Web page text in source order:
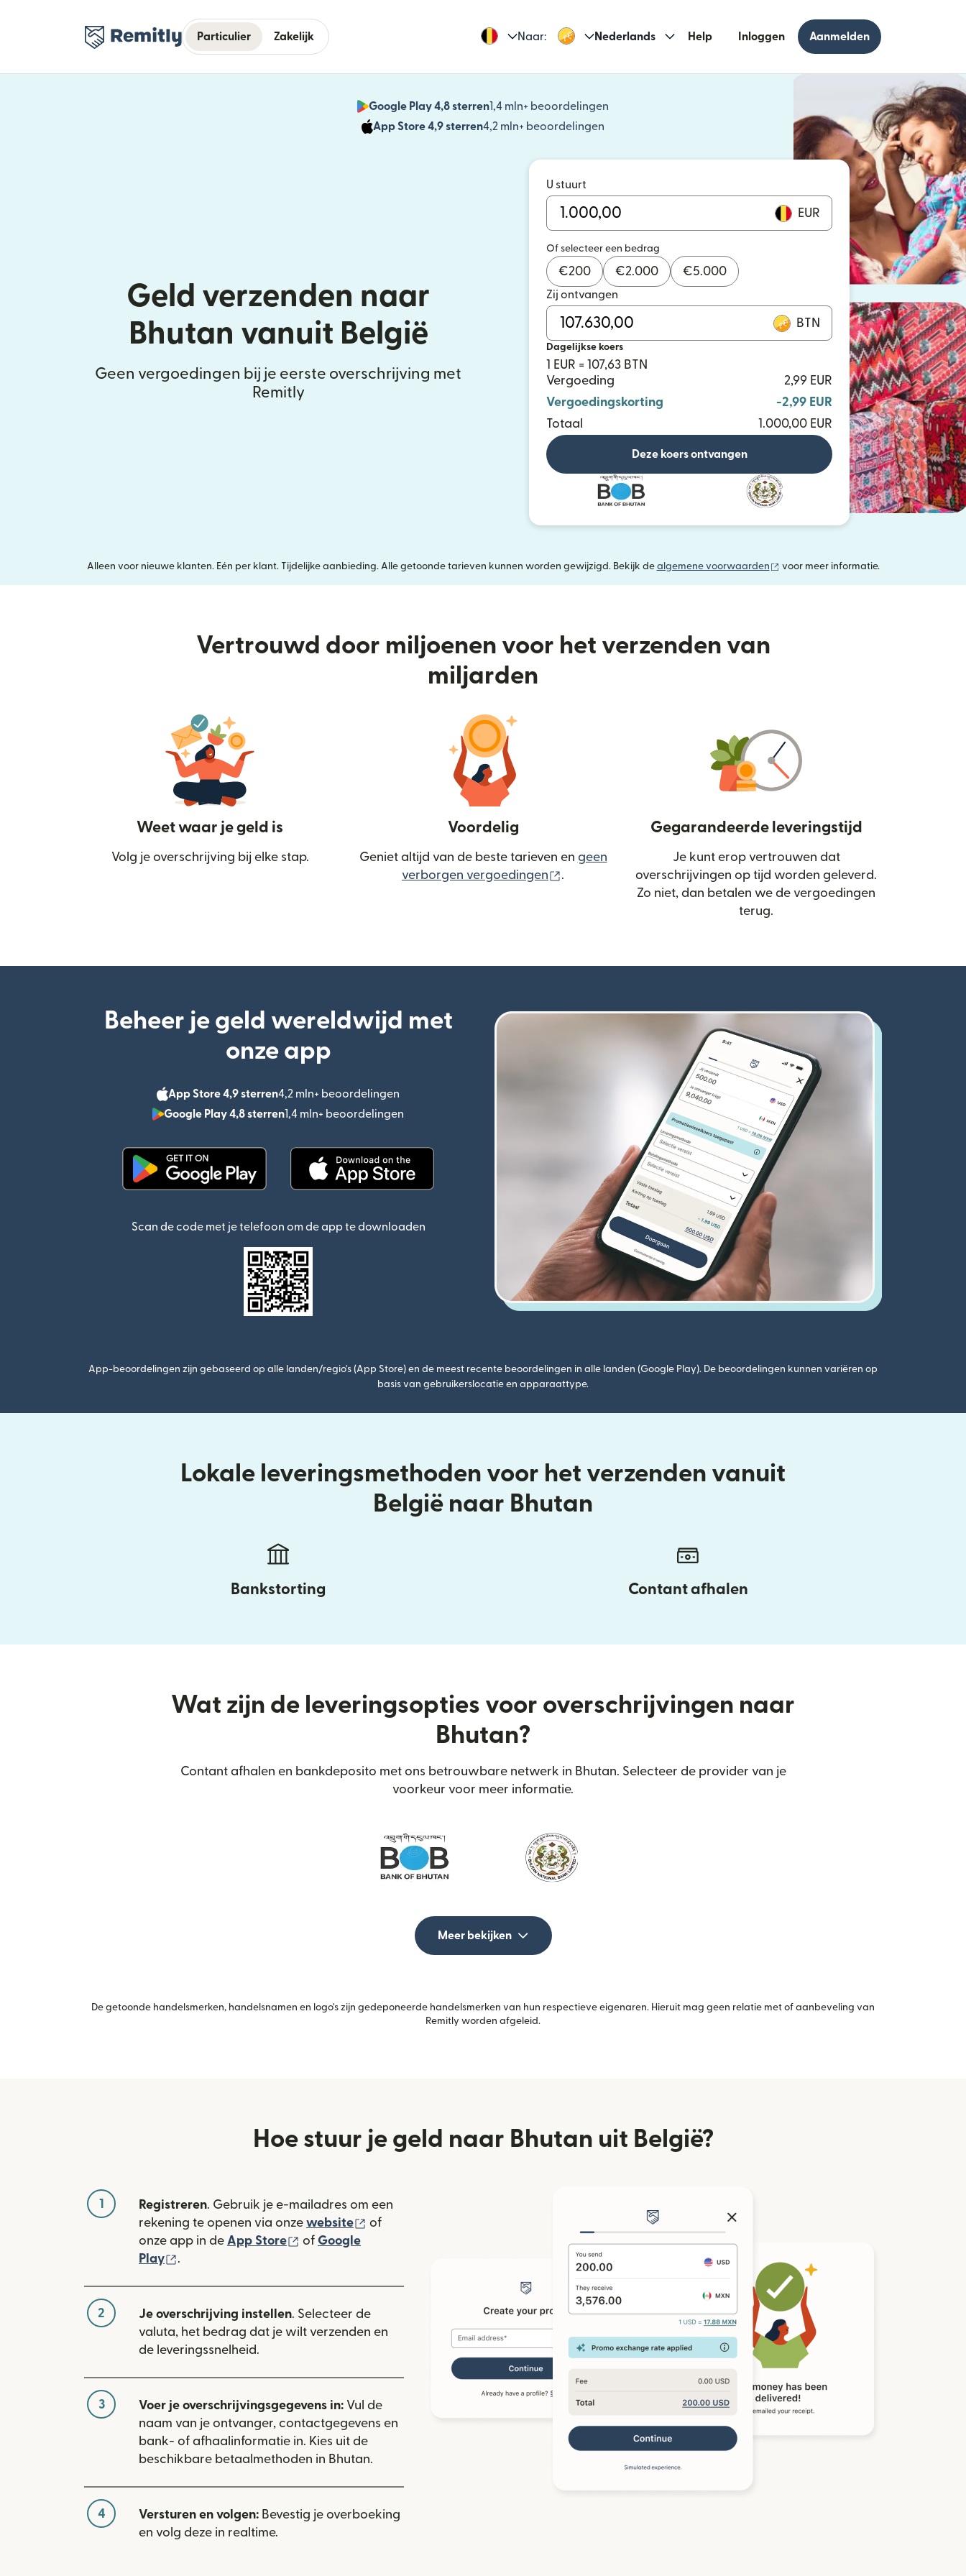
Particulier Zakelijk Naar: Nederlands Help Inloggen Aanmelden
Google Play 4,8 sterren1,4 mln+ beoordelingen
App Store 4,9 sterren4,2 mln+ beoordelingen
(wordt geopend in een nieuw venster)
Geld verzenden naar
Bhutan vanuit België
Geen vergoedingen bij je eerste overschrijving met
Remitly
U stuurt
EUR
Of selecteer een bedrag
€200 €2.000 €5.000
Zij ontvangen
BTN
Dagelijkse koers
1 EUR = 107,63 BTN
Vergoeding
2,99 EUR
Vergoedingskorting
-2,99 EUR
Totaal
1.000,00 EUR
Deze koers ontvangen
Alleen voor nieuwe klanten. Eén per klant. Tijdelijke aanbieding. Alle getoonde tarieven kunnen worden gewijzigd. Bekijk de algemene voorwaarden (wordt geopend in een nieuw venster)
voor meer informatie.
Vertrouwd door miljoenen voor het verzenden van
miljarden
Weet waar je geld is
Volg je overschrijving bij elke stap.
Voordelig
Geniet altijd van de beste tarieven en geen
verborgen vergoedingen
(wordt geopend in een nieuw venster)
.
Gegarandeerde leveringstijd
Je kunt erop vertrouwen dat
overschrijvingen op tijd worden geleverd.
Zo niet, dan betalen we de vergoedingen
terug.
Beheer je geld wereldwijd met
onze app
App Store 4,9 sterren4,2 mln+ beoordelingen
Google Play 4,8 sterren1,4 mln+ beoordelingen
Scan de code met je telefoon om de app te downloaden
App-beoordelingen zijn gebaseerd op alle landen/regio's (App Store) en de meest recente beoordelingen in alle landen (Google Play). De beoordelingen kunnen variëren op
basis van gebruikerslocatie en apparaattype.
Lokale leveringsmethoden voor het verzenden vanuit
België naar Bhutan
Bankstorting Contant afhalen
Wat zijn de leveringsopties voor overschrijvingen naar
Bhutan?
Contant afhalen en bankdeposito met ons betrouwbare netwerk in Bhutan. Selecteer de provider van je
voorkeur voor meer informatie.
Meer bekijken
De getoonde handelsmerken, handelsnamen en logo's zijn gedeponeerde handelsmerken van hun respectieve eigenaren. Hieruit mag geen relatie met of aanbeveling van
Remitly worden afgeleid.
Hoe stuur je geld naar Bhutan uit België?
1 Registreren. Gebruik je e-mailadres om een
rekening te openen via onze website (wordt geopend in een nieuw venster)
of
onze app in de App Store (wordt geopend in een nieuw venster)
of Google
Play
.
2 Je overschrijving instellen. Selecteer de
valuta, het bedrag dat je wilt verzenden en
de leveringssnelheid.
3 Voer je overschrijvingsgegevens in: Vul de
naam van je ontvanger, contactgegevens en
bank- of afhaalinformatie in. Kies uit de
beschikbare betaalmethoden in Bhutan.
4 Versturen en volgen: Bevestig je overboeking
en volg deze in realtime.